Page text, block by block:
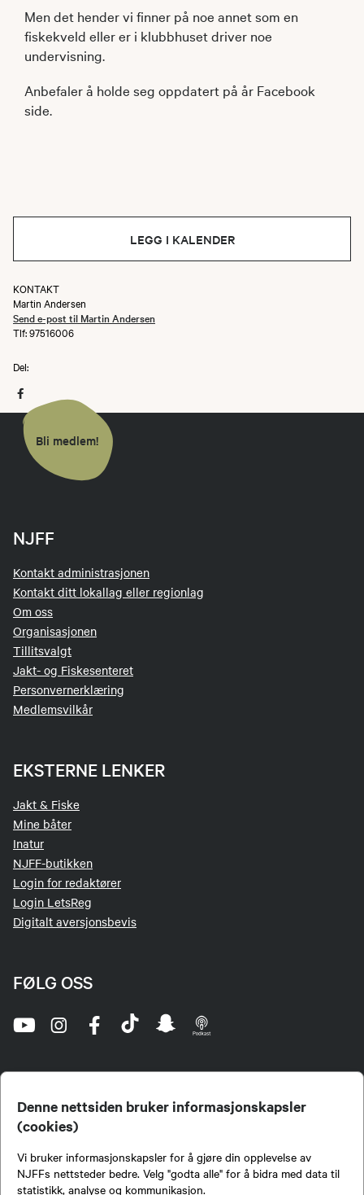
Denne nettsiden bruker informasjonskapsler
(cookies)
Vi bruker informasjonskapsler for å gjøre din opplevelse av
NJFFs nettsteder bedre. Velg "godta alle" for å bidra med data til
statistikk, analyse og kommunikasjon.
Men det hender vi finner på noe annet som en
fiskekveld eller er i klubbhuset driver noe
undervisning.
Anbefaler å holde seg oppdatert på år Facebook
side.
LEGG I KALENDER
KONTAKT
Martin Andersen
Send e-post til Martin Andersen
Tlf: 97516006
Del:
Bli medlem!
NJFF
Kontakt administrasjonen
Kontakt ditt lokallag eller regionlag
Om oss
Organisasjonen
Tillitsvalgt
Jakt- og Fiskesenteret
Personvernerklæring
Medlemsvilkår
EKSTERNE LENKER
Jakt & Fiske
Mine båter
Inatur
NJFF-butikken
Login for redaktører
Login LetsReg
Digitalt aversjonsbevis
FØLG OSS
jegere og sportsfiskere og et av de viktigste miljøene for formidling av kunnskap om jakt og
fiske i Norge. Vi er en partipolitisk nøytral organisasjon, men har et sterkt jakt-, fiske-, og
naturpolitisk engasjement i mange saker.